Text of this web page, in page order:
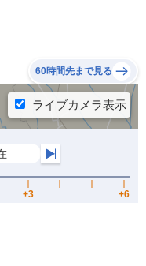
60時間先まで見る